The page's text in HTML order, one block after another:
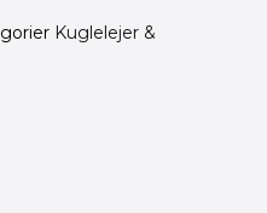
Kuglelejer &